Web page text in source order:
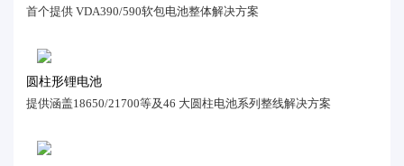
首个提供 VDA390/590软包电池整体解决方案
圆柱形锂电池
提供涵盖18650/21700等及46 大圆柱电池系列整线解决方案